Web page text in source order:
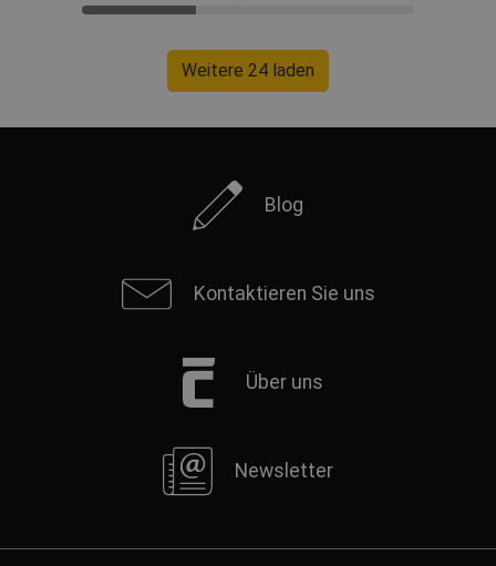
Weitere 24 laden
Blog
Kontaktieren Sie uns
Über uns
Newsletter